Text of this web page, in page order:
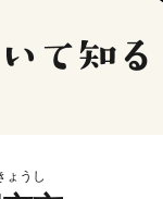
ょうし